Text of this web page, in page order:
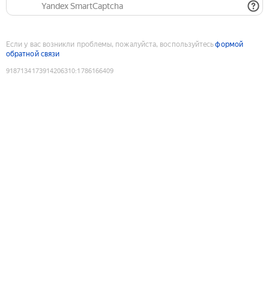
Yandex SmartCaptcha
Если у вас возникли проблемы, пожалуйста, воспользуйтесьформой
обратной связи
9187134173914206310:1786166409